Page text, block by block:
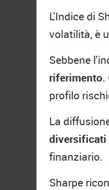
L'Indice di
volatilità, è
Sebbene
riferimento.
profilo
La
diversificati
finanziario.
Sharpe